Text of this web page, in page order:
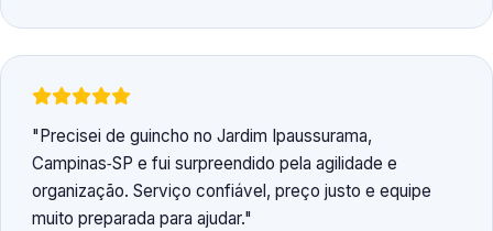
Precisei de guincho no Jardim Ipaussurama,
Campinas‑SP e fui surpreendido pela agilidade e
organização. Serviço confiável, preço justo e equipe
muito preparada para ajudar.